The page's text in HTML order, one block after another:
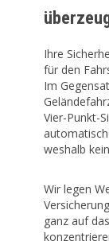
Ihre
für den
Im
Vier-Punkt-
weshalb
Wir legen
ganz auf